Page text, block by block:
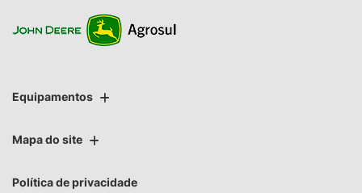
Equipamentos
Mapa do site
Política de privacidade